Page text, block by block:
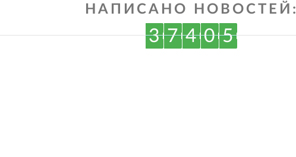
НАПИСАНО НОВОСТЕЙ:
3 7 4 0 5